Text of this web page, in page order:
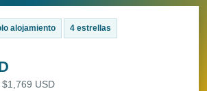
alojamiento 4 estrellas
USD